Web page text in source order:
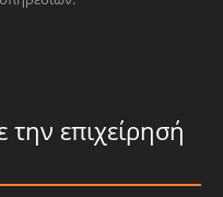
την επιχείρησή